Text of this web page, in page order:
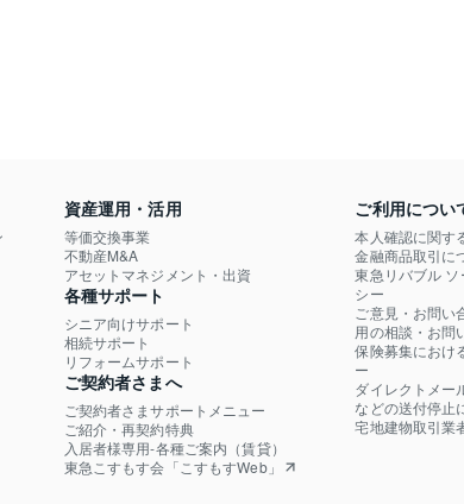
資産運用・活用
等価交換事業
不動産M&A
アセットマネジメント・出資
各種サポート
シニア向けサポート
相続サポート
リフォームサポート
ご契約者さまへ
ご契約者さまサポートメニュー
ご紹介・再契約特典
入居者様専用-各種ご案内（賃貸）
東急こすもす会「こすもすWeb」
ご利用につい
本人確認に関す
金融商品取引に
東急リバブル ソ
シー
ご意見・お問い
用の相談・お問
保険募集におけ
ー
ダイレクトメー
などの送付停止
宅地建物取引業